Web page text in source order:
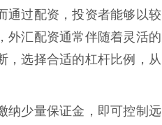
通过配资，投资者能够以较
外汇配资通常伴随着灵活的
，选择合适的杠杆比例，从
纳少量保证金，即可控制远